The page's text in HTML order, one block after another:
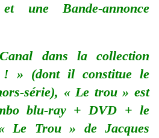
une Bande-annonce
dans la collection
» (dont il constitue le
série), « Le trou » est
blu-ray + DVD + le
Le Trou » de Jacques